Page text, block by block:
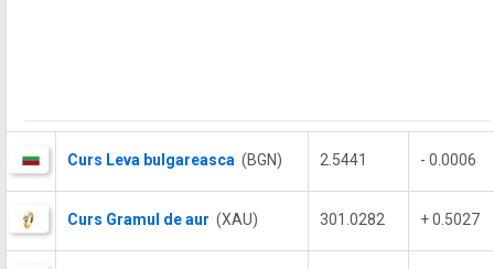
Curs Leva bulgareasca (BGN) 2.5441 - 0.0006
Curs Gramul de aur (XAU) 301.0282 + 0.5027